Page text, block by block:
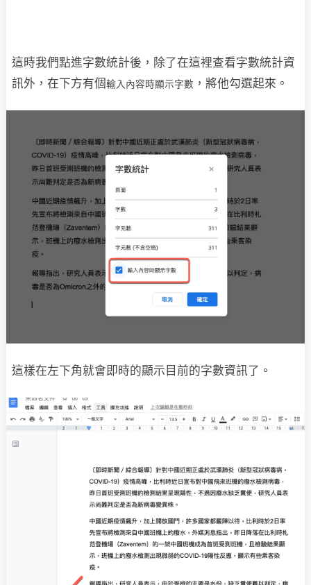
這時我們點進字數統計後，除了在這裡查看字數統計資
訊外，在下方有個輸入內容時顯示字數 ，將他勾選起來。
這樣在左下角就會即時的顯示目前的字數資訊了。